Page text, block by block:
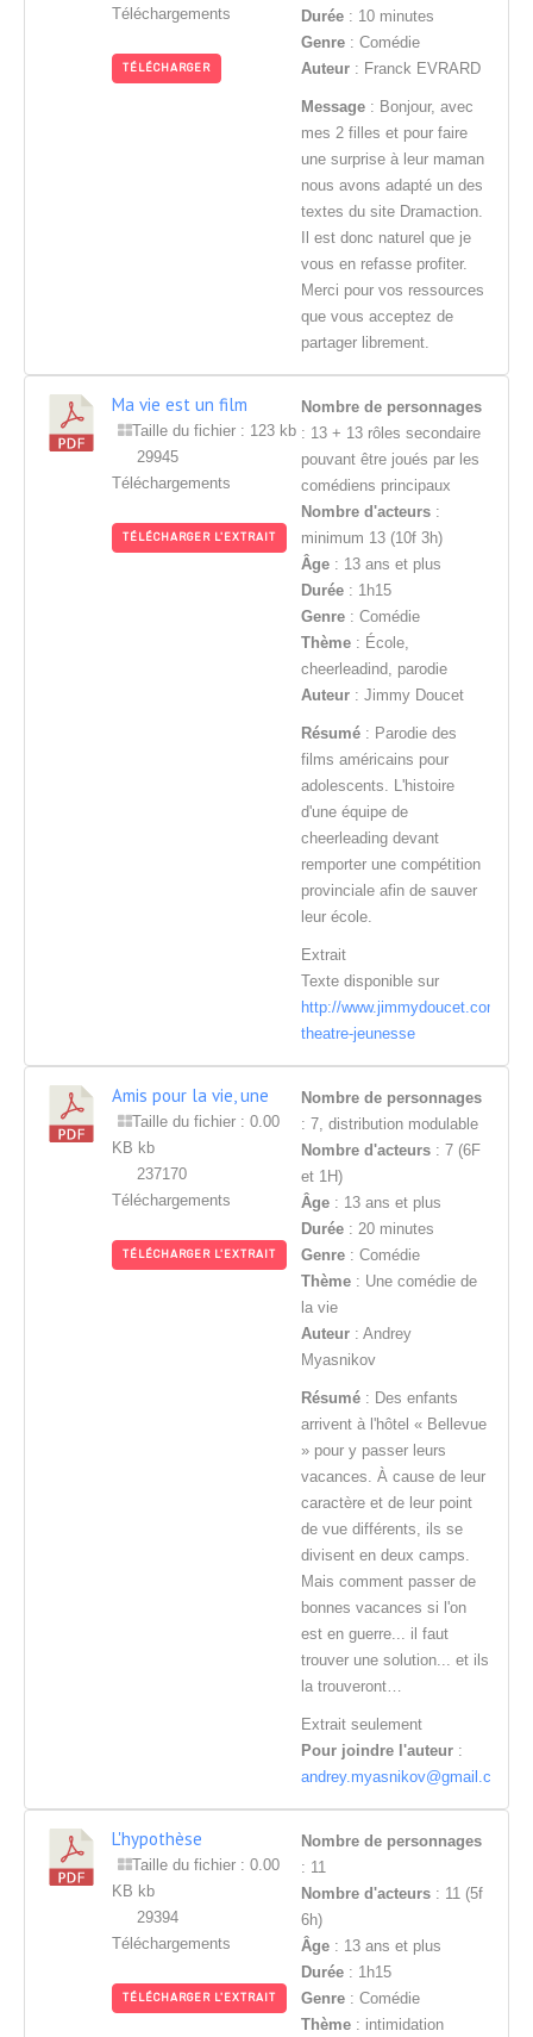
Téléchargements
TÉLÉCHARGER
Durée : 10 minutes
Genre : Comédie
Auteur : Franck EVRARD
Message : Bonjour, avec
mes 2 filles et pour faire
une surprise à leur maman
nous avons adapté un des
textes du site Dramaction.
Il est donc naturel que je
vous en refasse profiter.
Merci pour vos ressources
que vous acceptez de
partager librement.
Ma vie est un film
Taille du fichier : 123 kb
29945
Téléchargements
TÉLÉCHARGER L'EXTRAIT
Nombre de personnages
: 13 + 13 rôles secondaire
pouvant être joués par les
comédiens principaux
Nombre d'acteurs :
minimum 13 (10f 3h)
Âge : 13 ans et plus
Durée : 1h15
Genre : Comédie
Thème : École,
cheerleadind, parodie
Auteur : Jimmy Doucet
Résumé : Parodie des
films américains pour
adolescents. L'histoire
d'une équipe de
cheerleading devant
remporter une compétition
provinciale afin de sauver
leur école.
Extrait
Texte disponible sur
http://www.jimmydoucet.com/
theatre-jeunesse
Amis pour la vie, une
comédie de la vie
Taille du fichier : 0.00
KB kb
237170
Téléchargements
TÉLÉCHARGER L'EXTRAIT
Nombre de personnages
: 7, distribution modulable
Nombre d'acteurs : 7 (6F
et 1H)
Âge : 13 ans et plus
Durée : 20 minutes
Genre : Comédie
Thème : Une comédie de
la vie
Auteur : Andrey
Myasnikov
Résumé : Des enfants
arrivent à l'hôtel « Bellevue
» pour y passer leurs
vacances. À cause de leur
caractère et de leur point
de vue différents, ils se
divisent en deux camps.
Mais comment passer de
bonnes vacances si l'on
est en guerre... il faut
trouver une solution... et ils
la trouveront…
Extrait seulement
Pour joindre l'auteur :
andrey.myasnikov@gmail.com
L'hypothèse
Taille du fichier : 0.00
KB kb
29394
Téléchargements
TÉLÉCHARGER L'EXTRAIT
Nombre de personnages
: 11
Nombre d'acteurs : 11 (5f
6h)
Âge : 13 ans et plus
Durée : 1h15
Genre : Comédie
Thème : intimidation